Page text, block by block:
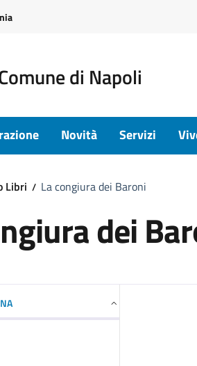
di Napoli
Novità Servizi
Libri La congiura dei Baroni
dei